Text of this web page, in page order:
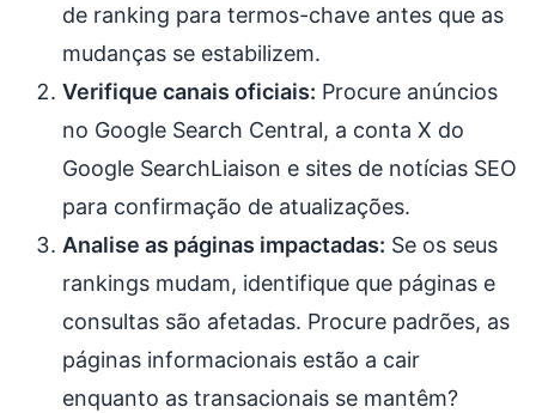
de ranking para termos-chave antes que as
mudanças se estabilizem.
Verifique canais oficiais: Procure anúncios
no Google Search Central, a conta X do
Google SearchLiaison e sites de notícias SEO
para confirmação de atualizações.
Analise as páginas impactadas: Se os seus
rankings mudam, identifique que páginas e
consultas são afetadas. Procure padrões, as
páginas informacionais estão a cair
enquanto as transacionais se mantêm?